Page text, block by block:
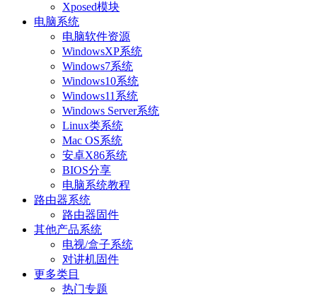
Xposed模块
电脑系统
电脑软件资源
WindowsXP系统
Windows7系统
Windows10系统
Windows11系统
Windows Server系统
Linux类系统
Mac OS系统
安卓X86系统
BIOS分享
电脑系统教程
路由器系统
路由器固件
其他产品系统
电视/盒子系统
对讲机固件
更多类目
热门专题